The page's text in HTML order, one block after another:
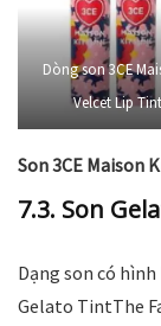
Dòng son 3CE
Velcet Lip
Son 3CE Maison
7.3. Son
Dạng son có hình
Gelato TintThe